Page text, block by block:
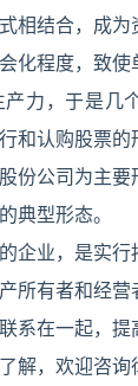
相结合，成为
化程度，致
力，于是几
和认购股票的
份公司为主
典型形态。
企业，是实
所有者和经营
系在一起，
解，欢迎咨询